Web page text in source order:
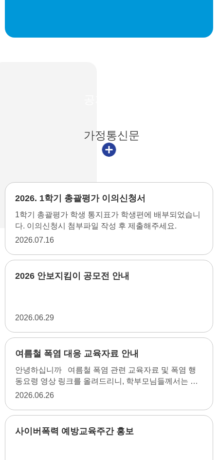
가정통신문
2026. 1학기 총괄평가 이의신청서
1학기 총괄평가 학생 통지표가 학생편에 배부되었습니
다. 이의신청시 첨부파일 작성 후 제출해주세요.
2026 07.16
2026 안보지킴이 공모전 안내
2026 06.29
여름철 폭염 대응 교육자료 안내
안녕하십니까 여름철 폭염 관련 교육자료 및 폭염 행
동요령 영상 링크를 올려드리니, 학부모님들께서는 관
련자료 확인 및 영상 시청하여 폭염에 안전하게 대처해
> 유형별 재난 > 자연재난 > [행동요령] 우리의 안전한
2026 06.26
사이버폭력 예방교육주간 홍보